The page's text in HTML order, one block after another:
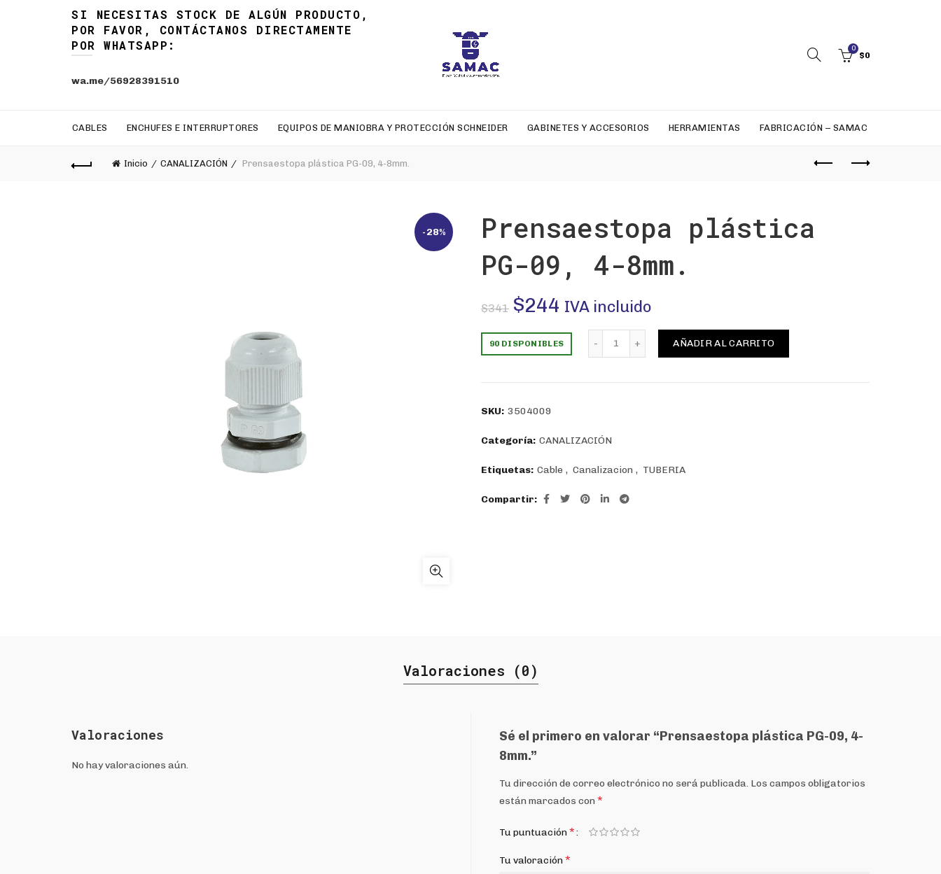
SI NECESITAS STOCK DE ALGÚN PRODUCTO,
POR FAVOR, CONTÁCTANOS DIRECTAMENTE
POR WHATSAPP:
wa.me/56928391510
0
$0
CABLES ENCHUFES E INTERRUPTORES EQUIPOS DE MANIOBRA Y PROTECCIÓN SCHNEIDER GABINETES Y ACCESORIOS HERRAMIENTAS FABRICACIÓN – SAMAC
Inicio CANALIZACIÓN Prensaestopa plástica PG-09, 4-8mm.
-28%
Prensaestopa plástica
PG-09, 4-8mm.
$341 El
precio
$244 El
precio
IVA incluido
90 DISPONIBLES
Prensaestopa plástica PG-09, 4-8mm. cantidad
AÑADIR AL CARRITO
SKU: 3504009
Categoría: CANALIZACIÓN
Etiquetas: Cable , Canalizacion , TUBERIA
Compartir
Valoraciones (0)
Valoraciones
No hay valoraciones aún.
Sé el primero en valorar “Prensaestopa plástica PG-09, 4-
8mm.”
Tu dirección de correo electrónico no será publicada. Los campos obligatorios
están marcados con *
Tu puntuación*
Tu valoración*